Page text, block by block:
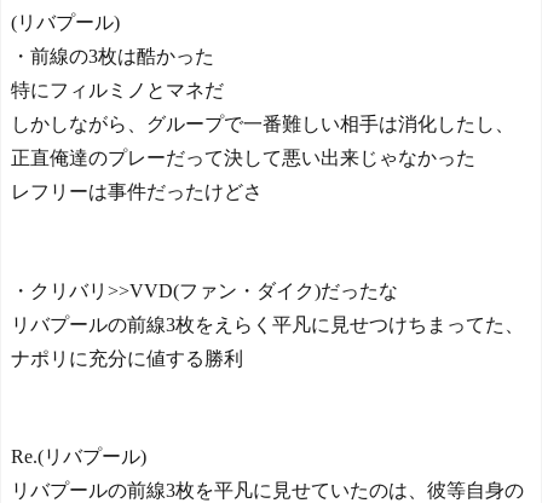
(リバプール)
・前線の3枚は酷かった
特にフィルミノとマネだ
しかしながら、グループで一番難しい相手は消化したし、
正直俺達のプレーだって決して悪い出来じゃなかった
レフリーは事件だったけどさ
・クリバリ>>VVD(ファン・ダイク)だったな
リバプールの前線3枚をえらく平凡に見せつけちまってた、
ナポリに充分に値する勝利
Re.(リバプール)
リバプールの前線3枚を平凡に見せていたのは、彼等自身の